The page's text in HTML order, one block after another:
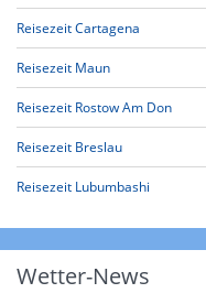
Reisezeit Cartagena
Reisezeit Maun
Reisezeit Rostow Am Don
Reisezeit Breslau
Reisezeit Lubumbashi
Wetter-News